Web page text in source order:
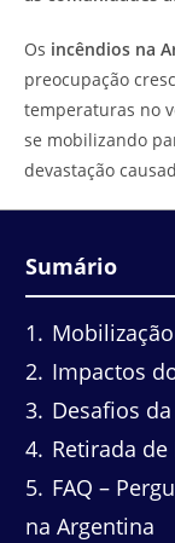
Os incêndios na
preocupação
temperaturas no
se mobilizando
devastação
Sumário
1
2 Impactos
3 Desafios
4 Retirada de
5 FAQ –
na Argentina